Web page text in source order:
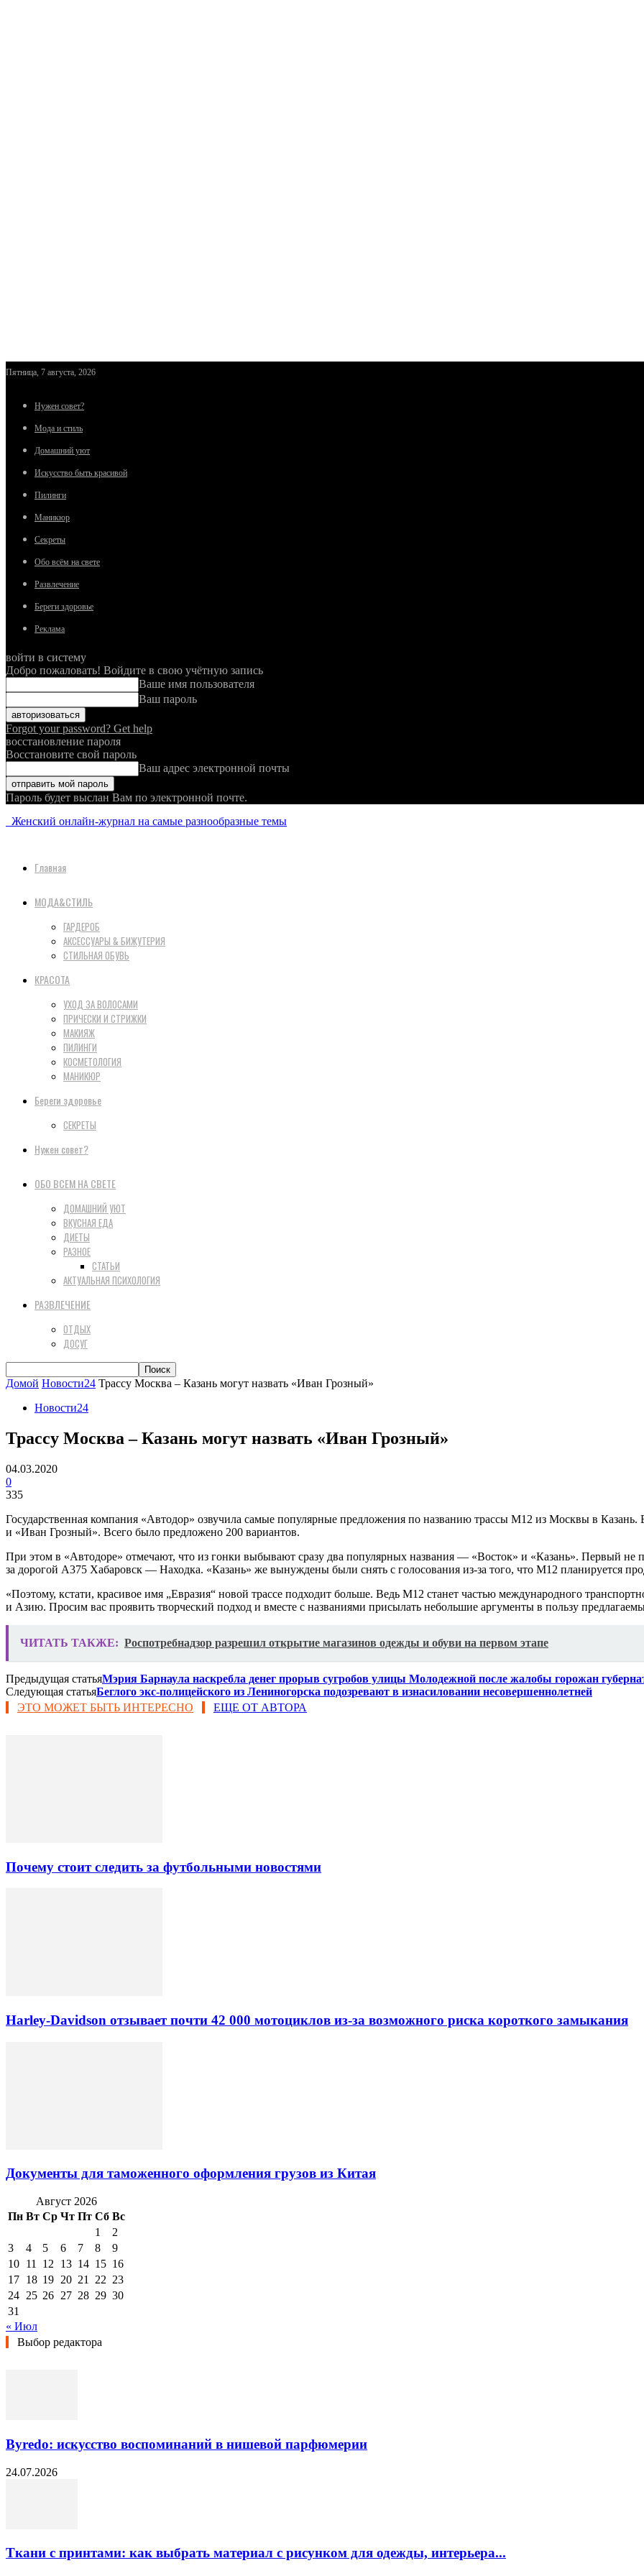
Пятница, 7 августа, 2026
Нужен совет?
Мода и стиль
Домашний уют
Искусство быть красивой
Пилинги
Маникюр
Секреты
Обо всём на свете
Развлечение
Береги здоровье
Реклама
войти в систему
Добро пожаловать! Войдите в свою учётную запись
Ваше имя пользователя
Ваш пароль
Forgot your password? Get help
восстановление пароля
Восстановите свой пароль
Ваш адрес электронной почты
Пароль будет выслан Вам по электронной почте.
Женский онлайн-журнал на самые разнообразные темы
Главная
МОДА&СТИЛЬ
ГАРДЕРОБ
АКСЕССУАРЫ & БИЖУТЕРИЯ
СТИЛЬНАЯ ОБУВЬ
КРАСОТА
УХОД ЗА ВОЛОСАМИ
ПРИЧЕСКИ И СТРИЖКИ
МАКИЯЖ
ПИЛИНГИ
КОСМЕТОЛОГИЯ
МАНИКЮР
Береги здоровье
СЕКРЕТЫ
Нужен совет?
ОБО ВСЕМ НА СВЕТЕ
ДОМАШНИЙ УЮТ
ВКУСНАЯ ЕДА
ДИЕТЫ
РАЗНОЕ
СТАТЬИ
АКТУАЛЬНАЯ ПСИХОЛОГИЯ
РАЗВЛЕЧЕНИЕ
ОТДЫХ
ДОСУГ
Домой Новости24 Трассу Москва – Казань могут назвать «Иван Грозный»
Новости24
Трассу Москва – Казань могут назвать «Иван Грозный»
04.03.2020
0
335
Государственная компания «Автодор» озвучила самые популярные предложения по названию трассы М12 из Москвы в
и «Иван Грозный». Всего было предложено 200 вариантов.
При этом в «Автодоре» отмечают, что из гонки выбывают сразу два популярных названия — «Восток» и «Казань». Первый не
за дорогой А375 Хабаровск — Находка. «Казань» же вынуждены были снять с голосования из-за того, что М12 планируется
«Поэтому, кстати, красивое имя „Евразия“ новой трассе подходит больше. Ведь М12 станет частью международного
и Азию. Просим вас проявить творческий подход и вместе с названиями присылать небольшие аргументы в пользу
ЧИТАТЬ ТАКЖЕ: Роспотребнадзор разрешил открытие магазинов одежды и обуви на первом этапе
Предыдущая статьяМэрия Барнаула наскребла денег прорыв сугробов улицы Молодежной после жалобы горожан
Следующая статьяБеглого экс-полицейского из Лениногорска подозревают в изнасиловании несовершеннолетней
ЭТО МОЖЕТ БЫТЬ ИНТЕРЕСНО
ЕЩЕ ОТ АВТОРА
Почему стоит следить за футбольными новостями
Harley-Davidson отзывает почти 42 000 мотоциклов из-за возможного риска короткого замыкания
Документы для таможенного оформления грузов из Китая
Август 2026
Пн Вт Ср Чт Пт Сб Вс
1
2
3
4 5 6 7 8
9
10 11 12 13 14 15 16
17 18 19 20 21 22 23
24 25 26 27 28 29 30
31
« Июл
Выбор редактора
Byredo: искусство воспоминаний в нишевой парфюмерии
24.07.2026
Ткани с принтами: как выбрать материал с рисунком для одежды, интерьера...